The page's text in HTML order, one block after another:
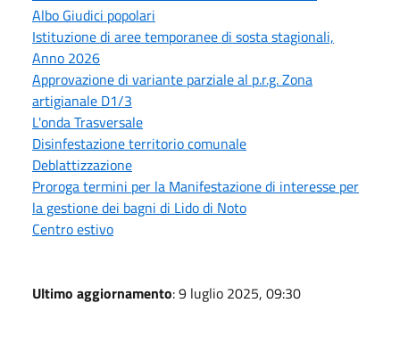
Albo Giudici popolari
Istituzione di aree temporanee di sosta stagionali,
Anno 2026
Approvazione di variante parziale al p.r.g. Zona
artigianale D1/3
L'onda Trasversale
Disinfestazione territorio comunale
Deblattizzazione
Proroga termini per la Manifestazione di interesse per
la gestione dei bagni di Lido di Noto
Centro estivo
Ultimo aggiornamento: 9 luglio 2025, 09:30